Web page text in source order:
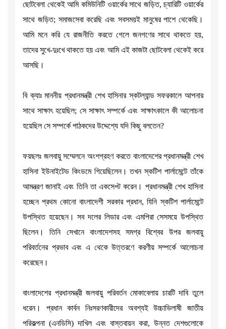
ছোটবেলা থেকেই আমি কমিউনিটি ওয়ার্কের সাথে জড়িত, চ্যারিটি ওয়ার্কের
সাথে জড়িত; সমাজসেবা করেছি এবং সবসময়ই মানুষের পাশে থেকেছি।
আমি মনে করি যে রাজনীতি করতে গেলে জনগণের সাথে থাকতে হয়,
তাদের সুখে-দুঃখে থাকতে হয় এবং আমি এই কাজটা ছোটবেলা থেকেই করে
আসছি।
বি ক্যাঃ মাননীয় প্রধানমন্ত্রী শেখ হাসিনার স্কটল্যান্ড সফরকালে আপনার
সাথে সাক্ষাৎ হয়েছিল; সে সাক্ষাৎ সম্পর্কে এবং সাক্ষাৎকালে কী আলোচনা
হয়েছিল সে সম্পর্কে পাঠকদের উদ্দেশ্যে যদি কিছু বলতেন?
ফয়ছলঃ জলবায়ু সম্মেলনে অংশগ্রহণ করতে বাংলাদেশের প্রধানমন্ত্রী শেখ
হাসিনা ইউনাইটেড কিংডমে গিয়েছিলেন। তখন স্কটিশ পার্লামেন্টে তাঁকে
আমন্ত্রণ জানাই এবং তিনি তা একসেপ্ট করেন। প্রধানমন্ত্রী শেখ হাসিনা
হচ্ছেন প্রথম কোনো বাংলাদেশী সরকার প্রধান, যিনি স্কটিশ পার্লামেন্টে
উপস্থিত হয়েছেন। সব দলের লিডার এবং এমপিরা সেসময়ে উপস্থিত
ছিলেন। তিনি সেখানে বাংলাদেশসহ সমগ্র বিশ্বের উপর জলবায়ু
পরিবর্তনের প্রভাব এবং এ থেকে উত্তরণে করণীয় সম্পর্কে আলোচনা
করেছেন।
বাংলাদেশের প্রধানমন্ত্রী জলবায়ু পরিবর্তন মোকাবেলায় চারটি দাবি তুলে
ধরেন। প্রধান কার্বন নিঃসরণকারীদের অবশ্যই উচ্চাভিলাষী জাতীয়
পরিকল্পনা (এনডিসি) দাখিল এবং বাস্তবায়ন করা, উন্নত দেশগুলোকে